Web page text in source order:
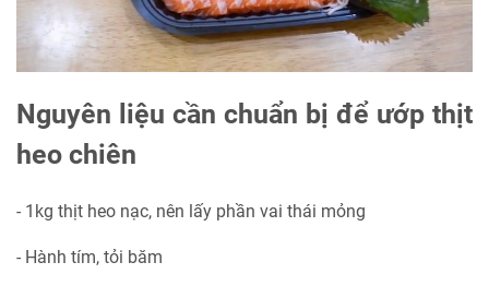
Nguyên liệu cần chuẩn bị để ướp thịt
heo chiên
- 1kg thịt heo nạc, nên lấy phần vai thái mỏng
- Hành tím, tỏi băm